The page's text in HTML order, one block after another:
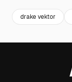
drake vektor